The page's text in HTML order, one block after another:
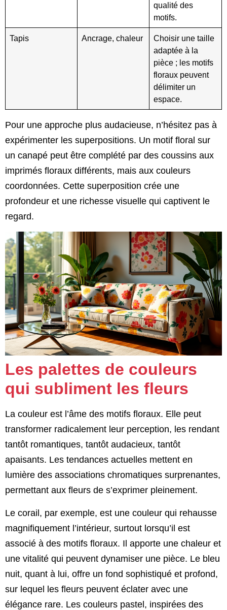
qualité des
motifs.
Tapis Ancrage, chaleur
Choisir une taille
adaptée à la
pièce ; les motifs
floraux peuvent
délimiter un
espace.
Pour une approche plus audacieuse, n’hésitez pas à
expérimenter les superpositions. Un motif floral sur
un canapé peut être complété par des coussins aux
imprimés floraux différents, mais aux couleurs
coordonnées. Cette superposition crée une
profondeur et une richesse visuelle qui captivent le
regard.
Les palettes de couleurs
qui subliment les fleurs
La couleur est l’âme des motifs floraux. Elle peut
transformer radicalement leur perception, les rendant
tantôt romantiques, tantôt audacieux, tantôt
apaisants. Les tendances actuelles mettent en
lumière des associations chromatiques surprenantes,
permettant aux fleurs de s’exprimer pleinement.
Le corail, par exemple, est une couleur qui rehausse
magnifiquement l’intérieur, surtout lorsqu’il est
associé à des motifs floraux. Il apporte une chaleur et
une vitalité qui peuvent dynamiser une pièce. Le bleu
nuit, quant à lui, offre un fond sophistiqué et profond,
sur lequel les fleurs peuvent éclater avec une
élégance rare. Les couleurs pastel, inspirées des